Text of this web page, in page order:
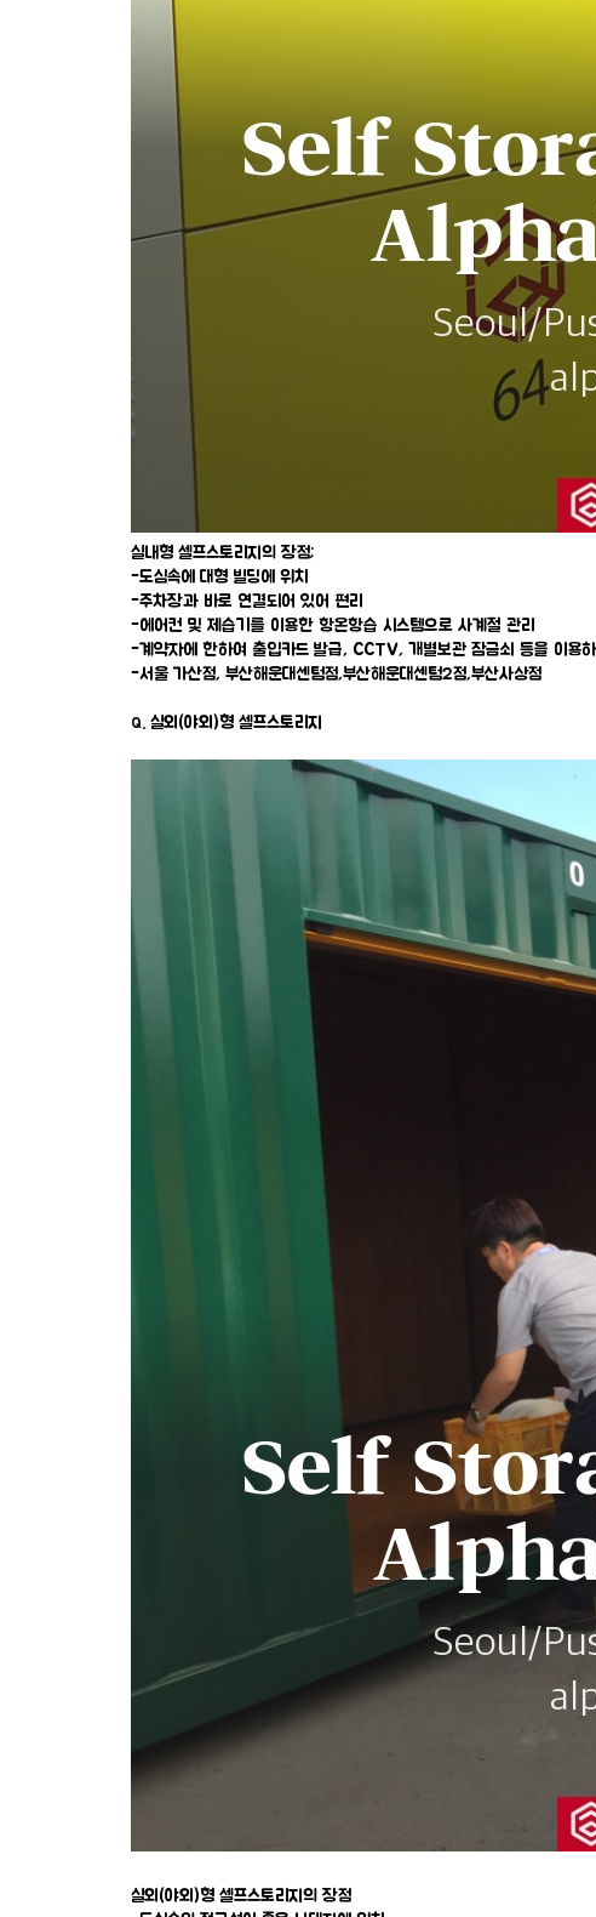
실내형 셀프스토리지의 장점;
-도심속에 대형 빌딩에 위치
-주차장과 바로 연결되어 있어 편리
-에어컨 및 제습기를 이용한 항온항습 시스템으로 사계절 관리
-계약자에 한하여 출입카드 발급, CCTV, 개별보관 잠금쇠 등을 이용
-서울 가산점, 부산해운대센텀점,부산해운대센텀2점,부산사상점
Q. 실외(야외)형 셀프스토리지
실외(야외)형 셀프스토리지의 장점